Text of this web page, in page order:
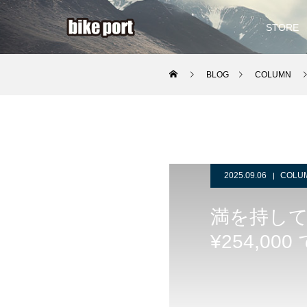
STORE
BLOG COLUMN
2025.09.06
満を持し
¥254,000